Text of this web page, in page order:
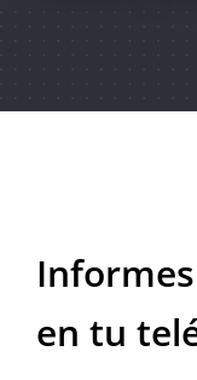
en tu